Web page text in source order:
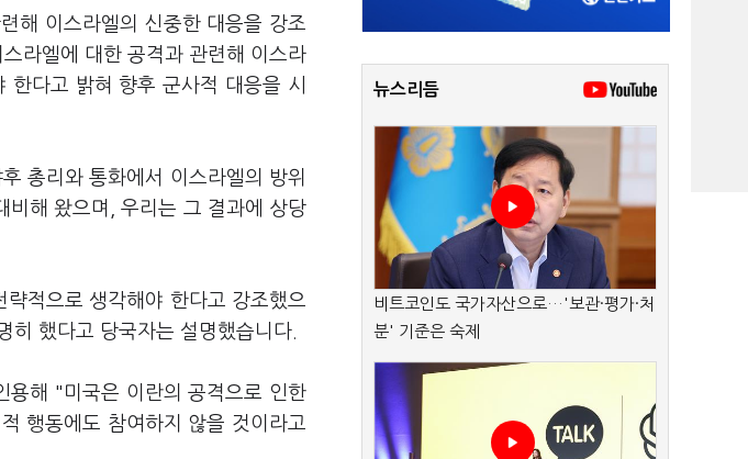
해 이스라엘의 신중한 대응을 강조
라엘에 대한 공격과 관련해 이스라
다고 밝혀 향후 군사적 대응을 시
총리와 통화에서 이스라엘의 방위
해 왔으며, 우리는 그 결과에 상당
적으로 생각해야 한다고 강조했으
히 했다고 당국자는 설명했습니다.
용해 "미국은 이란의 공격으로 인한
행동에도 참여하지 않을 것이라고
뉴스리듬
비트코인도 국가자산으로…'보관·평가·처
분' 기준은 숙제